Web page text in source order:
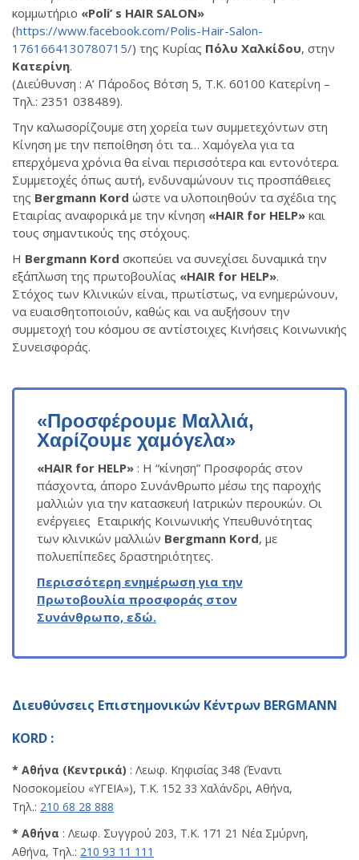
κομμωτήριο «Poli’ s HAIR SALON»
(https://www.facebook.com/Polis-Hair-Salon-
1761664130780715/) της Κυρίας Πόλυ Χαλκίδου, στην
Κατερίνη.
(Διεύθυνση : Α’ Πάροδος Βότση 5, Τ.Κ. 60100 Κατερίνη –
Τηλ.: 2351 038489).
Την καλωσορίζουμε στη χορεία των συμμετεχόντων στη
Κίνηση με την πεποίθηση ότι τα… Χαμόγελα για τα
επερχόμενα χρόνια θα είναι περισσότερα και εντονότερα.
Συμμετοχές όπως αυτή, ενδυναμώνουν τις προσπάθειες
της Bergmann Kord ώστε να υλοποιηθούν τα σχέδια της
Εταιρίας αναφορικά με την κίνηση «HAIR for HELP» και
τους σημαντικούς της στόχους.
Η Bergmann Kord σκοπεύει να συνεχίσει δυναμικά την
εξάπλωση της πρωτοβουλίας «HAIR for HELP».
Στόχος των Κλινικών είναι, πρωτίστως, να ενημερώνουν,
να ευαισθητοποιούν, καθώς και να αυξήσουν την
συμμετοχή του κόσμου σε αντίστοιχες Κινήσεις Κοινωνικής
Συνεισφοράς.
«Προσφέρουμε Μαλλιά,
Χαρίζουμε χαμόγελα»
«HAIR for HELP» : Η “κίνηση” Προσφοράς στον
πάσχοντα, άπορο Συνάνθρωπο μέσω της παροχής
μαλλιών για την κατασκευή Ιατρικών περουκών. Οι
ενέργειες Εταιρικής Κοινωνικής Υπευθυνότητας
των κλινικών μαλλιών Bergmann Kord, με
πολυεπίπεδες δραστηριότητες.
Περισσότερη ενημέρωση για την
Πρωτοβουλία προσφοράς στον
Συνάνθρωπο, εδώ.
Διευθύνσεις Επιστημονικών Κέντρων BERGMANN
KORD :
* Αθήνα (Κεντρικά) : Λεωφ. Κηφισίας 348 (Έναντι
Νοσοκομείου «ΥΓΕΙΑ»), Τ.Κ. 152 33 Χαλάνδρι, Αθήνα,
Τηλ.: 210 68 28 888
* Αθήνα : Λεωφ. Συγγρού 203, Τ.Κ. 171 21 Νέα Σμύρνη,
Αθήνα, Τηλ.: 210 93 11 111